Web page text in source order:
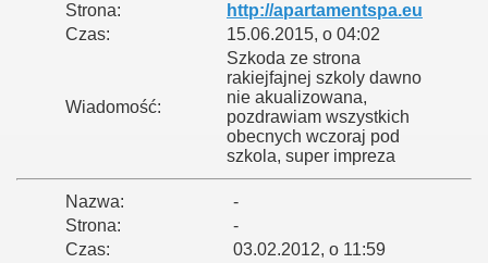
Strona:
http://apartamentspa.eu
Czas:
15.06.2015, o 04:02
Wiadomość:
Szkoda ze strona
rakiejfajnej szkoly dawno
nie akualizowana,
pozdrawiam wszystkich
obecnych wczoraj pod
szkola, super impreza
Nazwa:
-
Strona:
-
Czas:
03.02.2012, o 11:59